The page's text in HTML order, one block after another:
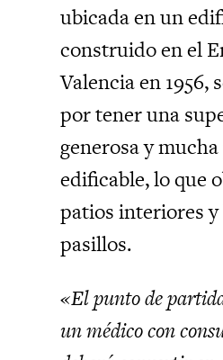
ubicada en un
construido en el
Valencia en 1956,
por tener una
generosa y
edificable, lo que
patios interiores y
pasillos.
«El punto de
un médico con